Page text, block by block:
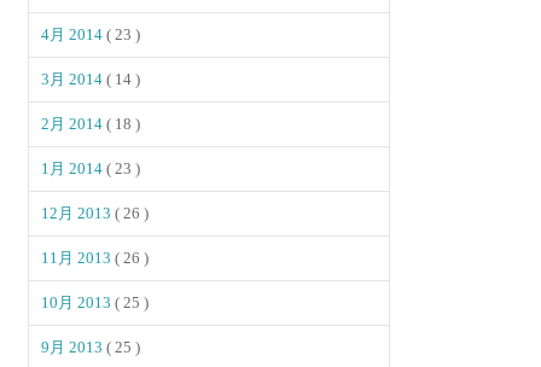
4月 2014( 23 )
3月 2014( 14 )
2月 2014( 18 )
1月 2014( 23 )
12月 2013( 26 )
11月 2013( 26 )
10月 2013( 25 )
9月 2013( 25 )